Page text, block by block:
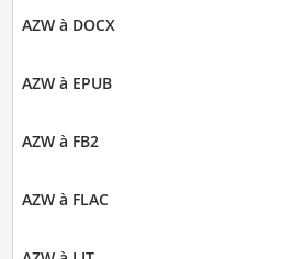
AZW à DOCX
AZW à EPUB
AZW à FB2
AZW à FLAC